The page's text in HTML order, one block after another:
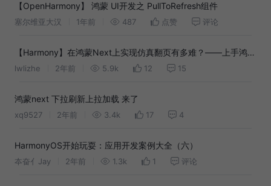
【OpenHarmony】 鸿蒙 UI开发之 PullToRefresh组件
塞尔维亚大汉 1年前 487 点赞 评论
【Harmony】在鸿蒙Next上实现仿真翻页有多难？——上手鸿蒙
的记录与吐槽
lwlizhe 2年前 5.9k 12 15
鸿蒙next 下拉刷新上拉加载 来了
xq9527 2年前 3.4k 17 4
HarmonyOS开始玩耍：应用开发案例大全（六）
夲奋亻Jay 2年前 1.3k 1 评论